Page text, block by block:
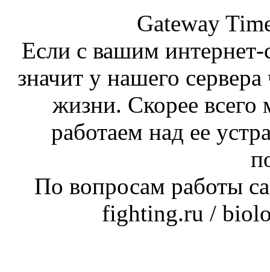
Gateway
Если с вашим интернет-
значит у нашего
жизни. Скорее
работаем над ее
По вопросам работы
fighting.ru /